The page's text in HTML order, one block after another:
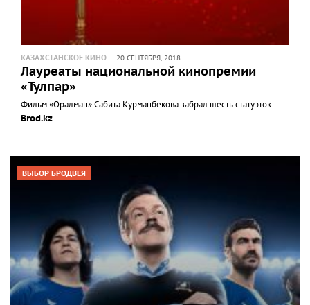
КАЗАХСТАНСКОЕ КИНО 20 СЕНТЯБРЯ, 2018
Лауреаты национальной кинопремии
«Тулпар»
Фильм «Оралман» Сабита Курманбекова забрал шесть статуэток
Brod.kz
ВЫБОР БРОДВЕЯ